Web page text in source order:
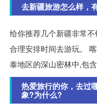
去新疆旅游怎么样，
给你推荐几个新疆非常
合理安排时间去游玩。
泰地区的深山密林中,包
热爱旅行的你，去过
象?为什么?